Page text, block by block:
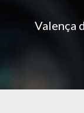
Valença